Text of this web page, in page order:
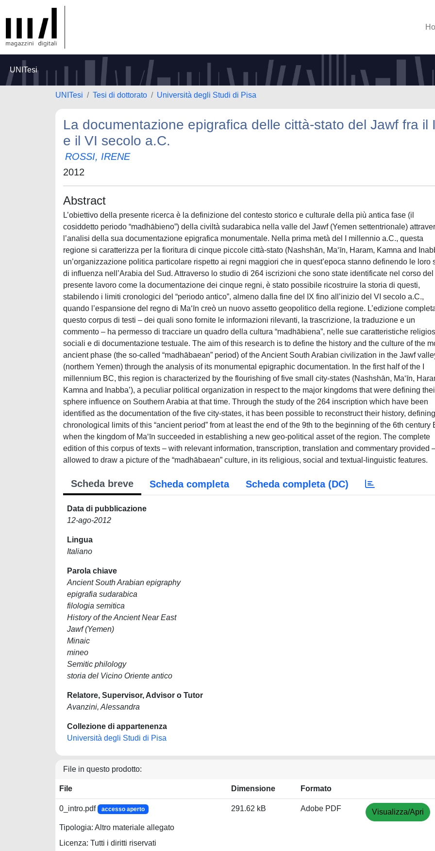
UNITesi
UNITesi Tesi di dottorato Università degli Studi di Pisa
La documentazione epigrafica delle città-stato del Jawf fra il
e il VI secolo a.C.
ROSSI, IRENE
2012
Abstract
L’obiettivo della presente ricerca è la definizione del contesto storico e culturale della più antica fase (il
cosiddetto periodo “madhābieno”) della civiltà sudarabica nella valle del Jawf (Yemen settentrionale)
l’analisi della sua documentazione epigrafica monumentale. Nella prima metà del I millennio a.C., questa
regione si caratterizza per la fioritura di cinque piccole città-stato (Nashshān, Ma‘īn, Haram, Kamna and
un’organizzazione politica particolare rispetto ai regni maggiori che in quest’epoca stanno definendo le loro
di influenza nell’Arabia del Sud. Attraverso lo studio di 264 iscrizioni che sono state identificate nel corso del
presente lavoro come la documentazione dei cinque regni, è stato possibile ricostruire la storia di questi,
stabilendo i limiti cronologici del “periodo antico”, almeno dalla fine del IX fino all’inizio del VI secolo a.C.,
quando l’espansione del regno di Ma‘īn creò un nuovo assetto geopolitico della regione. L’edizione
questo corpus di testi – dei quali sono fornite le informazioni rilevanti, la trascrizione, la traduzione e un
commento – ha permesso di tracciare un quadro della cultura “madhābiena”, nelle sue caratteristiche
sociali e di documentazione testuale. The aim of this research is to define the history and the culture of the
ancient phase (the so-called “madhābaean” period) of the Ancient South Arabian civilization in the Jawf
(northern Yemen) through the analysis of its monumental epigraphic documentation. In the first half of the I
millennium BC, this region is characterized by the flourishing of five small city-states (Nashshān, Ma‘īn,
Kamna and Inabba’), a peculiar political organization in respect to the major kingdoms that were defining
sphere influence on Southern Arabia at that time. Through the study of the 264 inscription which have been
identified as the documentation of the five city-states, it has been possible to reconstruct their history,
chronological limits of this “ancient period” from at least the end of the 9th to the beginning of the 6th century
when the kingdom of Ma‘īn succeeded in establishing a new geo-political asset of the region. The complete
edition of this corpus of texts – with relevant information, transcription, translation and commentary provided
allowed to draw a picture of the “madhābaean” culture, in its religious, social and textual-linguistic features.
Scheda breve Scheda completa Scheda completa (DC)
Data di pubblicazione
12-ago-2012
Lingua
Italiano
Parola chiave
Ancient South Arabian epigraphy
epigrafia sudarabica
filologia semitica
History of the Ancient Near East
Jawf (Yemen)
Minaic
mineo
Semitic philology
storia del Vicino Oriente antico
Relatore, Supervisor, Advisor o Tutor
Avanzini, Alessandra
Collezione di appartenenza
Università degli Studi di Pisa
File in questo prodotto:
File Dimensione Formato
0_intro.pdf accesso aperto
Tipologia: Altro materiale allegato
Licenza: Tutti i diritti riservati
291.62 kB Adobe PDF Visualizza/Apri